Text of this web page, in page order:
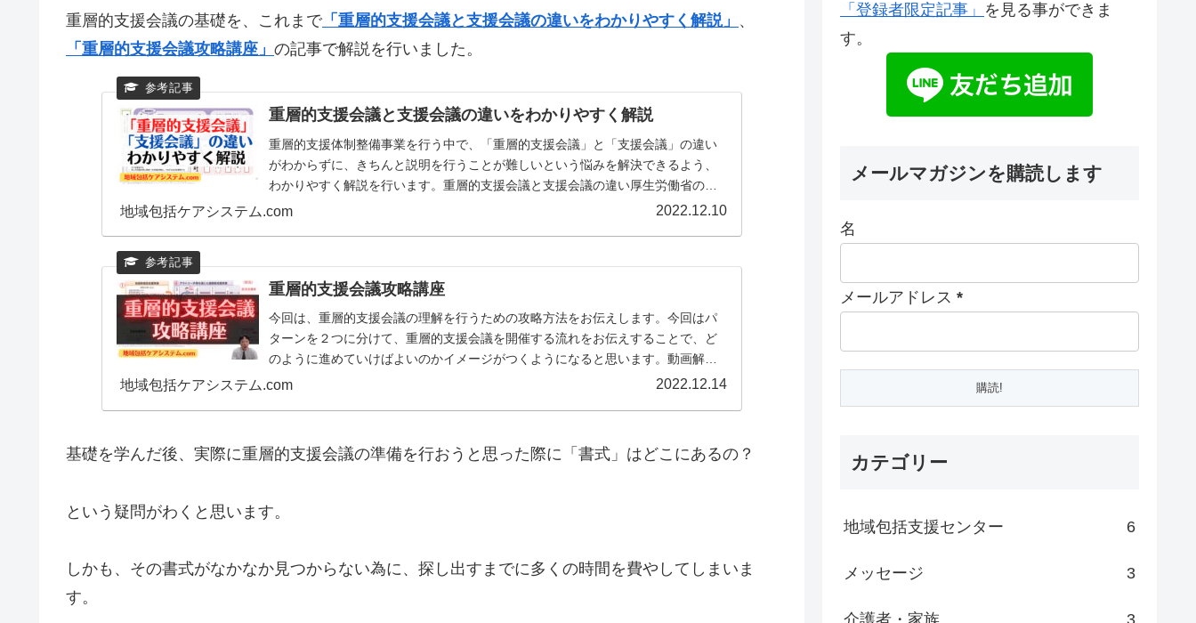
重層的支援会議の基礎を、これまで「重層的支援会議と支援会議の違いをわかりやすく解説」 、
「重層的支援会議攻略講座」 の記事で解説を行いました。
重層的支援会議と支援会議の違いをわかりやすく解説
重層的支援体制整備事業を行う中で、「重層的支援会議」と「支援会議」の違い
がわからずに、きちんと説明を行うことが難しいという悩みを解決できるよう、
わかりやすく解説を行います。重層的支援会議と支援会議の違い厚生労働省の資
料には、以下のように記さ...
地域包括ケアシステム.com 2022.12.10
重層的支援会議攻略講座
今回は、重層的支援会議の理解を行うための攻略方法をお伝えします。今回はパ
ターンを２つに分けて、重層的支援会議を開催する流れをお伝えすることで、ど
のように進めていけばよいのかイメージがつくようになると思います。動画解説
支援会議、重層的支援会議...
地域包括ケアシステム.com 2022.12.14
基礎を学んだ後、実際に重層的支援会議の準備を行おうと思った際に「書式」はどこにあるの？
という疑問がわくと思います。
しかも、その書式がなかなか見つからない為に、探し出すまでに多くの時間を費やしてしまいま
す。
「登録者限定記事」 を見る事ができま
す。
メールマガジンを購読します
名
メールアドレス *
カテゴリー
地域包括支援センター 6
メッセージ 3
介護者・家族 3